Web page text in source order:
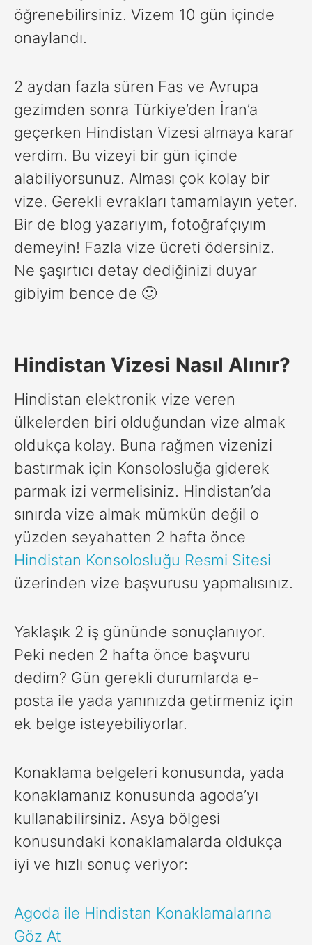
öğrenebilirsiniz. Vizem 10 gün içinde
onaylandı.
2 aydan fazla süren Fas ve Avrupa
gezimden sonra Türkiye’den İran’a
geçerken Hindistan Vizesi almaya karar
verdim. Bu vizeyi bir gün içinde
alabiliyorsunuz. Alması çok kolay bir
vize. Gerekli evrakları tamamlayın yeter.
Bir de blog yazarıyım, fotoğrafçıyım
demeyin! Fazla vize ücreti ödersiniz.
Ne şaşırtıcı detay dediğinizi duyar
gibiyim bence de 🙂
Hindistan Vizesi Nasıl Alınır?
Hindistan elektronik vize veren
ülkelerden biri olduğundan vize almak
oldukça kolay. Buna rağmen vizenizi
bastırmak için Konsolosluğa giderek
parmak izi vermelisiniz. Hindistan’da
sınırda vize almak mümkün değil o
yüzden seyahatten 2 hafta önce
Hindistan Konsolosluğu Resmi Sitesi
üzerinden vize başvurusu yapmalısınız.
Yaklaşık 2 iş gününde sonuçlanıyor.
Peki neden 2 hafta önce başvuru
dedim? Gün gerekli durumlarda e-
posta ile yada yanınızda getirmeniz için
ek belge isteyebiliyorlar.
Konaklama belgeleri konusunda, yada
konaklamanız konusunda agoda’yı
kullanabilirsiniz. Asya bölgesi
konusundaki konaklamalarda oldukça
iyi ve hızlı sonuç veriyor:
Agoda ile Hindistan Konaklamalarına
Göz At